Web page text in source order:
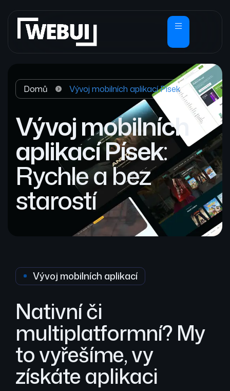
Domů Vývoj mobilních aplikací Písek
Vývoj mobilních
aplikací Písek:
Rychle a bez
starostí
Vývoj mobilních aplikací
Nativní či
multiplatformní? My
to vyřešíme, vy
získáte aplikaci